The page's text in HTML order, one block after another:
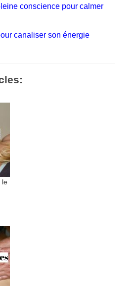
conscience pour calmer
canaliser son énergie
le